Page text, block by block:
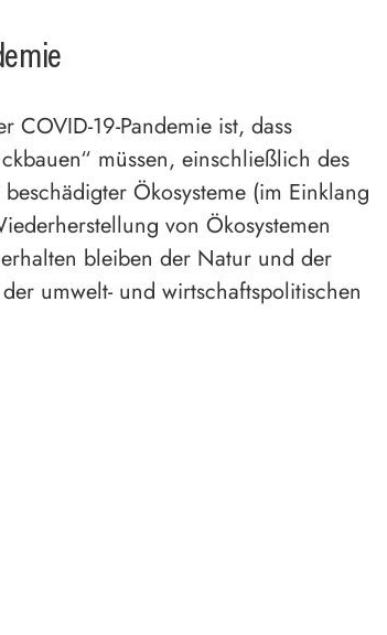
COVID-19-Pandemie ist, dass
müssen, einschließlich des
Ökosysteme (im Einklang
von Ökosystemen
bleiben der Natur und der
umwelt- und wirtschaftspolitischen